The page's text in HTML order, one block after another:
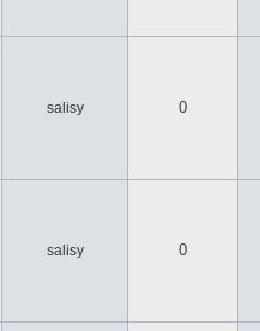
salisy 0
salisy 0